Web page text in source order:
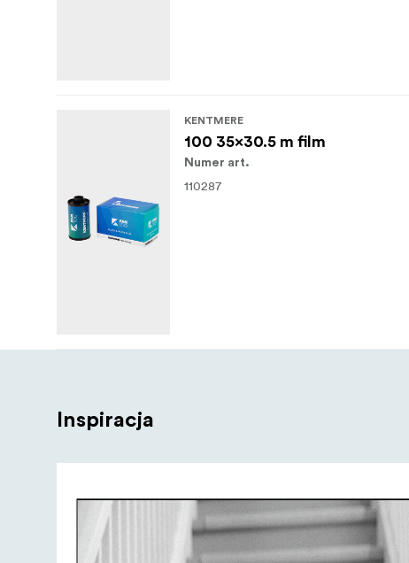
KENTMERE
100 35x30.5 m film
Numer art.
110287
Inspiracja